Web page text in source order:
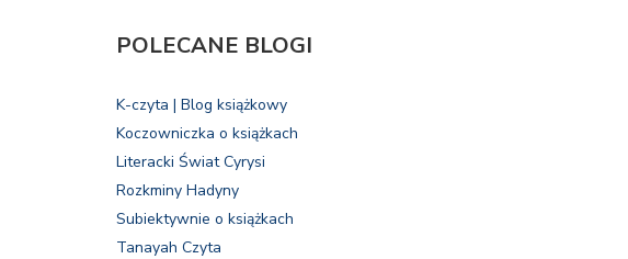
POLECANE BLOGI
K-czyta | Blog książkowy
Koczowniczka o książkach
Literacki Świat Cyrysi
Rozkminy Hadyny
Subiektywnie o książkach
Tanayah Czyta